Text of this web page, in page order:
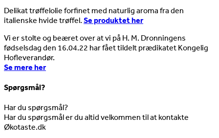
Delikat trøffelolie forfinet med naturlig aroma fra den
italienske hvide trøffel. Se produktet her
Vi er stolte og beæret over at vi på H. M. Dronningens
fødselsdag den 16.04.22 har fået tildelt prædikatet Kongelig
Hofleverandør.
Se mere her
Spørgsmål?
Har du spørgsmål?
Har du spørgsmål er du altid velkommen til at kontakte
Økotaste.dk